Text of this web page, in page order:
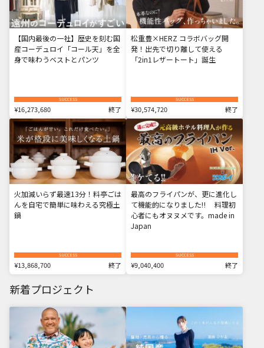
【国内最後の一社】歴史を刻む国
産コーデュロイ「コール天」を全
身で味わうベストとパンツ
SUCCESS
¥16,273,680 終了
松重豊×HERZ コラボバッグ開
発！出先で切り離して使える
「2in1レザートート」誕生
SUCCESS
¥30,574,720 終了
火加減いらず最速13分！料亭ごは
んを自宅で簡単に味わえる究極土
鍋
SUCCESS
¥13,868,700 終了
最高のフライパンが、更に進化し
て機能的になりました‼ 料理初
心者にもオヌヌメです。made in
Japan
SUCCESS
¥9,040,400 終了
新着プロジェクト